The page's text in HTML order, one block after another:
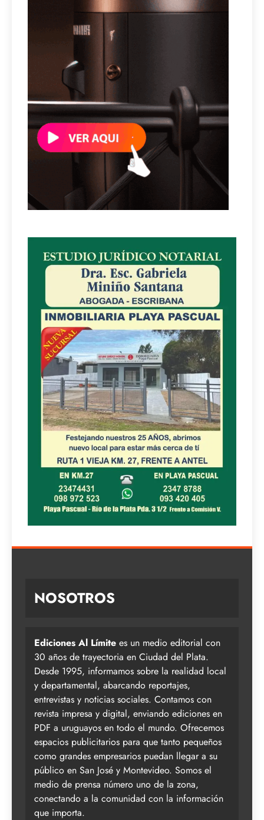
NOSOTROS
Ediciones Al Límite es un medio editorial con
30 años de trayectoria en Ciudad del Plata.
Desde 1995, informamos sobre la realidad local
y departamental, abarcando reportajes,
entrevistas y noticias sociales. Contamos con
revista impresa y digital, enviando ediciones en
PDF a uruguayos en todo el mundo. Ofrecemos
espacios publicitarios para que tanto pequeños
como grandes empresarios puedan llegar a su
público en San José y Montevideo. Somos el
medio de prensa número uno de la zona,
conectando a la comunidad con la información
que importa.